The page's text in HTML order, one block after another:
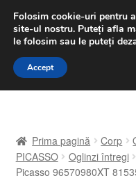
LIVRARE de la 33
luni-vineri 9 a.m. -
Sari
Sari
A lua legatura
Prima pagină Corp
PICASSO
Oglinzi întregi
Picasso 96570980XT
Folosim cookie-uri pentru
site-ul nostru. Puteți afla
le folosim sau le puteți
Accept